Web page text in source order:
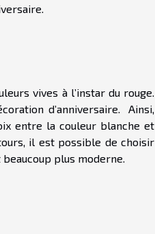
vives à l’instar du rouge.
d’anniversaire. Ainsi,
entre la couleur blanche et
il est possible de choisir
plus moderne.